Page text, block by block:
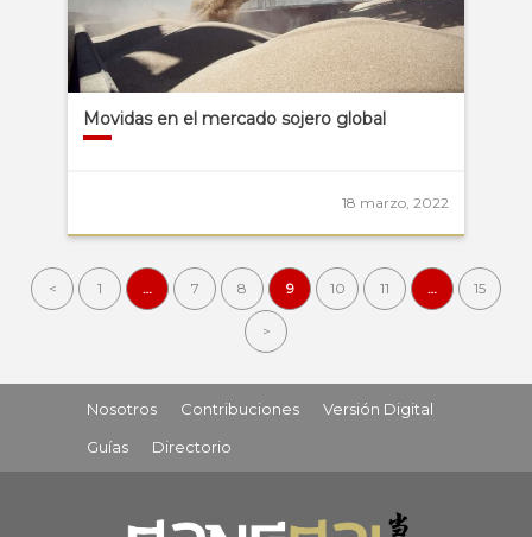
Movidas en el mercado sojero global
18 marzo, 2022
< 1 … 7 8 9 10 11 … 15
>
Nosotros Contribuciones
Versión Digital
Guías
Directorio